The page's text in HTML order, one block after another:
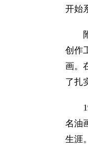
开始
创作
画。
了扎
名油
生涯。